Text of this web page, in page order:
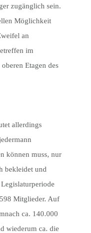
zugänglich sein.
Möglichkeit
an
im
Etagen des
allerdings
können muss, nur
bekleidet und
Mitglieder. Auf
ca. 140.000
wiederum ca. die